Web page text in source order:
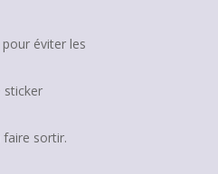
éviter les
sticker
faire sortir.